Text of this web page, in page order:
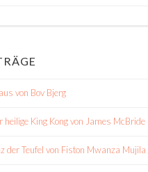
von Bov Bjerg
King Kong von James McBride
der Teufel von Fiston Mwanza Mujila